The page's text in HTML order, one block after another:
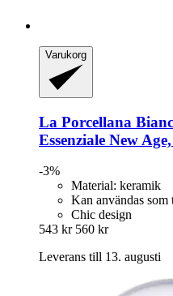
Varukorg
La Porcellana
Essenziale New
-3%
Material: keramik
Kan användas
Chic design
543 kr 560 kr
Leverans till 13. augusti